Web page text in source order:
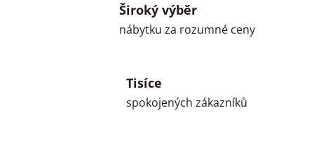
Široký výběr
nábytku za rozumné ceny
Tisíce
spokojených zákazníků